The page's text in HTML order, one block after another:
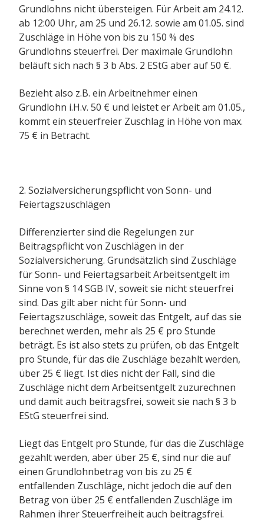
Grundlohns nicht übersteigen. Für Arbeit am 24.12.
ab 12:00 Uhr, am 25 und 26.12. sowie am 01.05. sind
Zuschläge in Höhe von bis zu 150 % des
Grundlohns steuerfrei. Der maximale Grundlohn
beläuft sich nach § 3 b Abs. 2 EStG aber auf 50 €.
Bezieht also z.B. ein Arbeitnehmer einen
Grundlohn i.H.v. 50 € und leistet er Arbeit am 01.05.,
kommt ein steuerfreier Zuschlag in Höhe von max.
75 € in Betracht.
2. Sozialversicherungspflicht von Sonn- und
Feiertagszuschlägen
Differenzierter sind die Regelungen zur
Beitragspflicht von Zuschlägen in der
Sozialversicherung. Grundsätzlich sind Zuschläge
für Sonn- und Feiertagsarbeit Arbeitsentgelt im
Sinne von § 14 SGB IV, soweit sie nicht steuerfrei
sind. Das gilt aber nicht für Sonn- und
Feiertagszuschläge, soweit das Entgelt, auf das sie
berechnet werden, mehr als 25 € pro Stunde
beträgt. Es ist also stets zu prüfen, ob das Entgelt
pro Stunde, für das die Zuschläge bezahlt werden,
über 25 € liegt. Ist dies nicht der Fall, sind die
Zuschläge nicht dem Arbeitsentgelt zuzurechnen
und damit auch beitragsfrei, soweit sie nach § 3 b
EStG steuerfrei sind.
Liegt das Entgelt pro Stunde, für das die Zuschläge
gezahlt werden, aber über 25 €, sind nur die auf
einen Grundlohnbetrag von bis zu 25 €
entfallenden Zuschläge, nicht jedoch die auf den
Betrag von über 25 € entfallenden Zuschläge im
Rahmen ihrer Steuerfreiheit auch beitragsfrei.